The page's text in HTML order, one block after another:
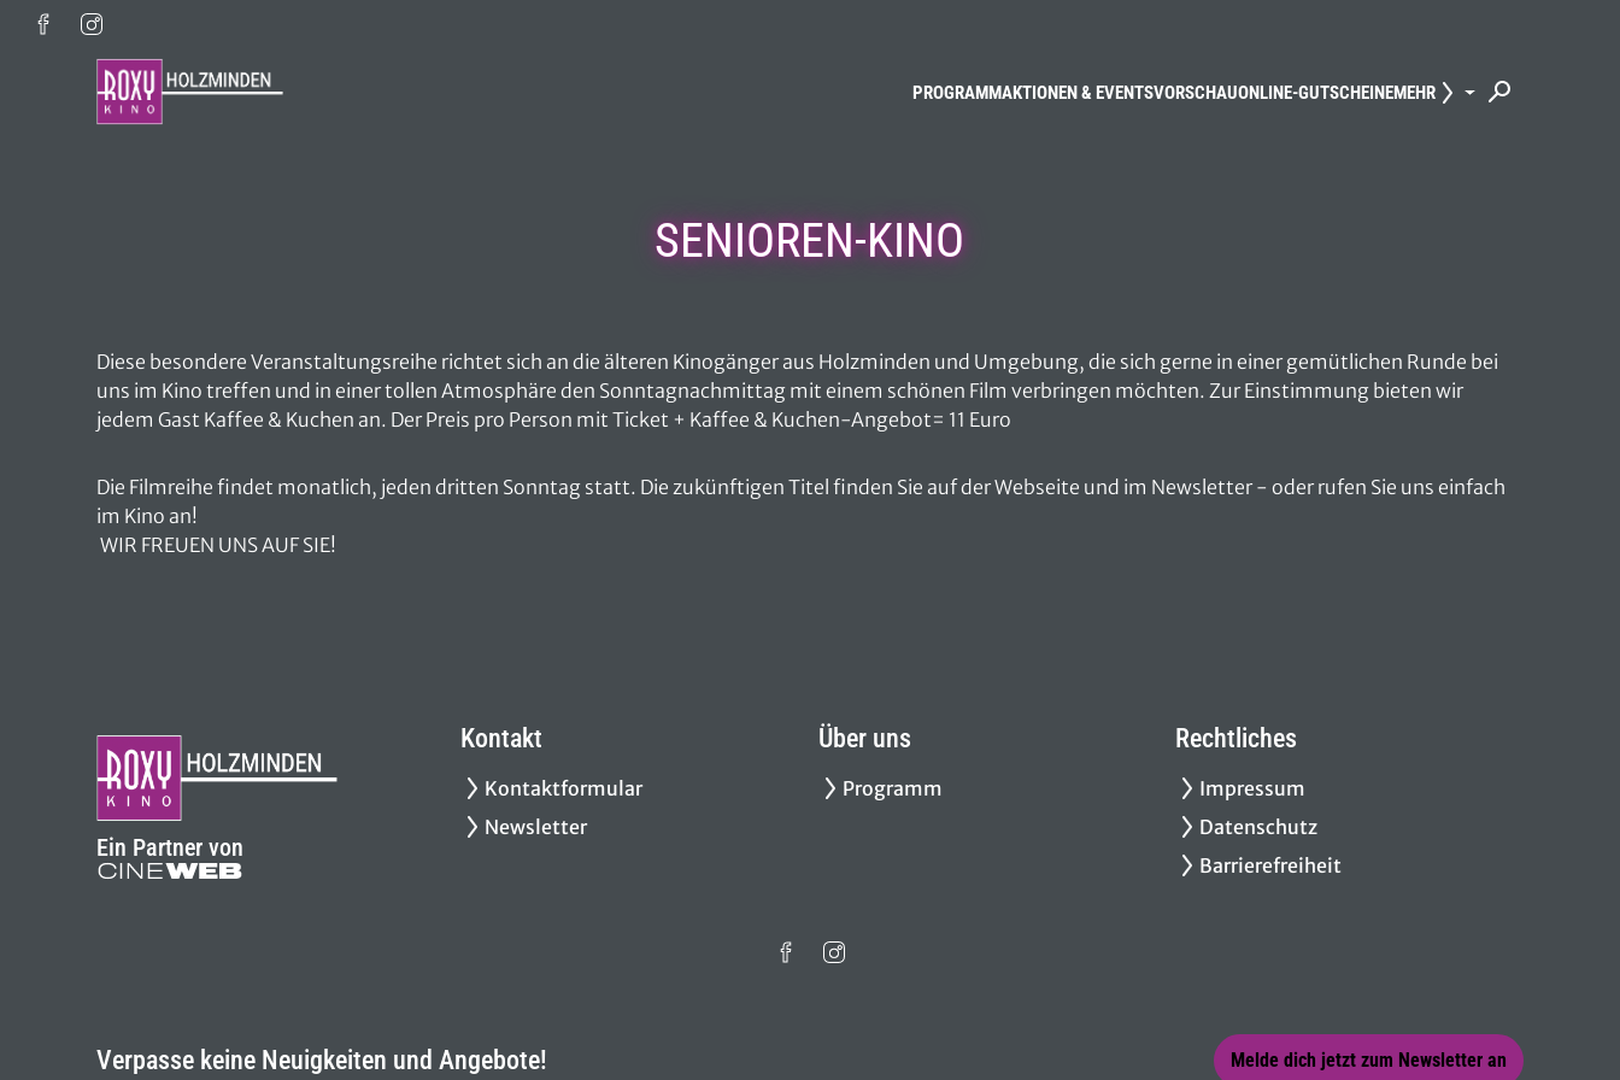
PROGRAMMAKTIONEN & EVENTSVORSCHAUONLINE-GUTSCHEINEMEHR
SENIOREN-KINO
Diese besondere Veranstaltungsreihe richtet sich an die älteren Kinogänger aus Holzminden und Umgebung, die sich gerne in einer gemütlichen Runde bei
uns im Kino treffen und in einer tollen Atmosphäre den Sonntagnachmittag mit einem schönen Film verbringen möchten. Zur Einstimmung bieten wir
jedem Gast Kaffee & Kuchen an. Der Preis pro Person mit Ticket + Kaffee & Kuchen-Angebot= 11 Euro
Die Filmreihe findet monatlich, jeden dritten Sonntag statt. Die zukünftigen Titel finden Sie auf der Webseite und im Newsletter - oder rufen Sie uns einfach
im Kino an!
WIR FREUEN UNS AUF SIE!
Ein Partner von
Kontakt
Kontaktformular
Newsletter
Über uns
Programm
Rechtliches
Impressum
Datenschutz
Barrierefreiheit
Verpasse keine Neuigkeiten und Angebote! Melde dich jetzt zum Newsletter an